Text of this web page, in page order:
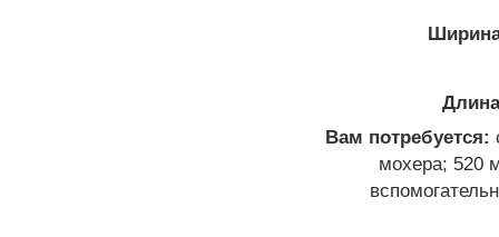
Вам потребуется:
мохера; 520